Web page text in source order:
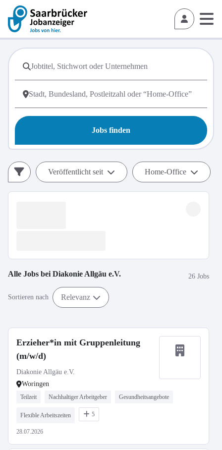
Jobs finden
Veröffentlicht seit Home-Office
Alle Jobs bei Diakonie Allgäu e.V. 26 Jobs
Sortieren nach Relevanz
Erzieher*in mit Gruppenleitung
(m/w/d)
Diakonie Allgäu e.V.
Woringen
Teilzeit Nachhaltiger Arbeitgeber Gesundheitsangebote
Flexible Arbeitszeiten 5
28.07.2026